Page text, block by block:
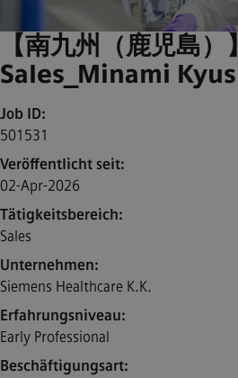
【南九州（鹿児島
Sales_Minami
Job ID
501531
Veröffentlicht seit
02-Apr-2026
Tätigkeitsbereich
Sales
Unternehmen
Siemens Healthcare K.K.
Erfahrungsniveau
Early Professional
Beschäftigungsart